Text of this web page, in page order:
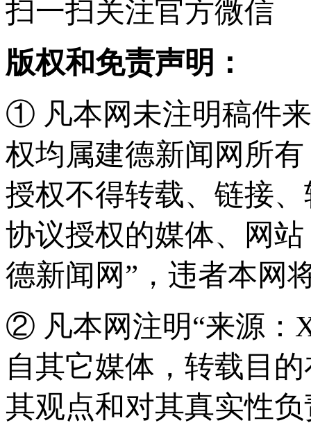
扫一扫关注官方微信
版权和免责声明：
① 凡本网未注明稿件
权均属建德新闻网所
授权不得转载、链接
协议授权的媒体、网
德新闻网”，违者本网
② 凡本网注明“来源：
自其它媒体，转载目
其观点和对其真实性